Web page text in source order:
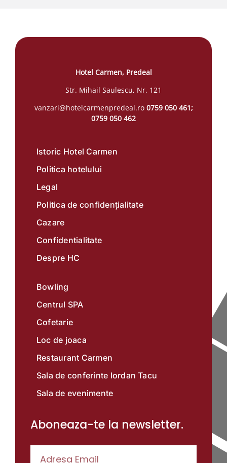
Hotel Carmen, Predeal
Str. Mihail Saulescu, Nr. 121
vanzari@hotelcarmenpredeal.ro 0759 050 461;
0759 050 462
Istoric Hotel Carmen
Politica hotelului
Legal
Politica de confidențialitate
Cazare
Confidentialitate
Despre HC
Bowling
Centrul SPA
Cofetarie
Loc de joaca
Restaurant Carmen
Sala de conferinte Iordan Tacu
Sala de evenimente
Aboneaza-te la newsletter.